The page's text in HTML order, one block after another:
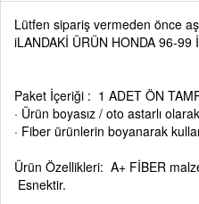
Lütfen sipariş vermeden önce
iLANDAKİ ÜRÜN HONDA 96-
Paket İçeriği : 1 ADET ÖN
· Ürün boyasız / oto astarlı
· Fiber ürünlerin boyanarak
Ürün Özellikleri: A+ FİBER
Esnektir.